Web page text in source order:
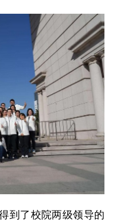
到了校院两级领导的